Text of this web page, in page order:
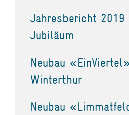
Jahresbericht
Jubiläum
Neubau
Winterthur
Neubau